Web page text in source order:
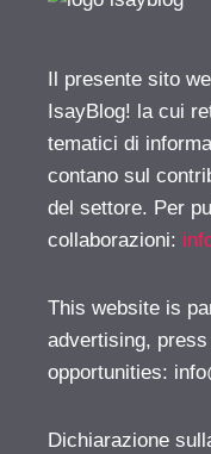
Il presente sito
IsayBlog! la cui
tematici di
contano sul
del settore. Per
collaborazioni:
This website is
advertising,
opportunities:
Dichiarazione